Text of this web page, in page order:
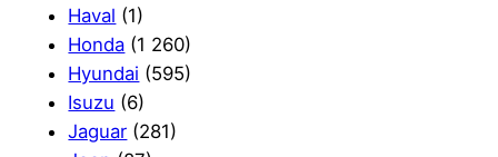
Haval (1)
Honda (1 260)
Hyundai (595)
Isuzu (6)
Jaguar (281)